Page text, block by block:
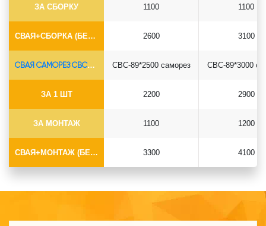
ЗА СБОРКУ
СВАЯ+СБОРКА (БЕЗ ОГОЛОВКА)
1100
2600
1100
3100
СВАЯ САМОРЕЗ СВС-Ø89*6.5
ЗА 1 ШТ
ЗА МОНТАЖ
СВАЯ+МОНТАЖ (БЕЗ ОГОЛОВКА)
СВС-89*2500 саморез
2200
1100
3300
СВС-89*3000
2900
1200
4100